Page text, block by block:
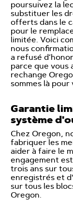
poursuivez la
substituer les
offerts dans le
pour le
limitée. Voici
nous
a refusé
parce que vous
rechange
sommes là pour
Garantie
système
Chez Oregon,
fabriquer les
aider à faire le
engagement
trois ans sur
enregistrés et
sur tous les
Oregon.